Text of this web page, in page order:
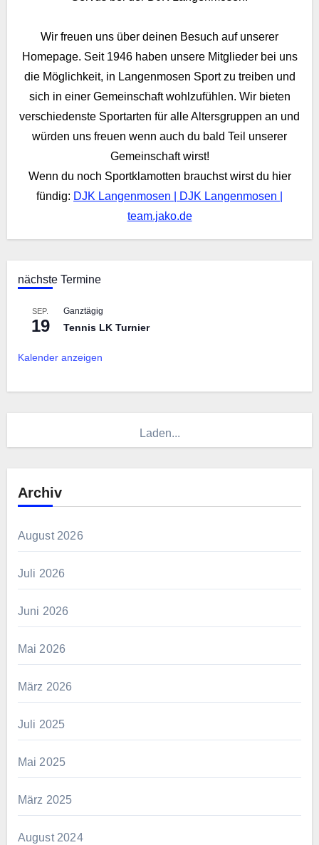
Wir freuen uns über deinen Besuch auf unserer
Homepage. Seit 1946 haben unsere Mitglieder bei uns
die Möglichkeit, in Langenmosen Sport zu treiben und
sich in einer Gemeinschaft wohlzufühlen. Wir bieten
verschiedenste Sportarten für alle Altersgruppen an und
würden uns freuen wenn auch du bald Teil unserer
Gemeinschaft wirst!
Wenn du noch Sportklamotten brauchst wirst du hier
fündig: DJK Langenmosen | DJK Langenmosen |
team.jako.de
nächste Termine
SEP.
19
Ganztägig
Tennis LK Turnier
Kalender anzeigen
Laden...
Archiv
August 2026
Juli 2026
Juni 2026
Mai 2026
März 2026
Juli 2025
Mai 2025
März 2025
August 2024